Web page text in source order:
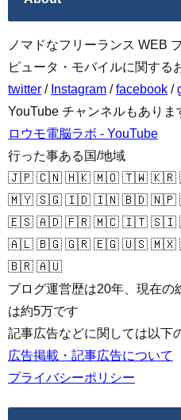
ノマドなフリーランス WEB
ピュータ・モバイルに関する
twitter / Instagram /facebook /
YouTube チャンネルもありま
ロウモ電脳ラボ - YouTube
行った事ある国/地域
🇯🇵 🇨🇳 🇭🇰 🇲🇴 🇹🇼
🇲🇾 🇸🇬 🇮🇩 🇮🇳 🇧🇩
🇪🇸 🇦🇩 🇫🇷 🇲🇨 🇮🇹
🇦🇱 🇧🇬 🇬🇷 🇪🇬 🇺🇸
🇧🇷 🇦🇺
ブログ運営歴は20年、現在
は約5万です
記事広告などに関しては以下
広告掲載・記事広告について
プライバシーポリシー